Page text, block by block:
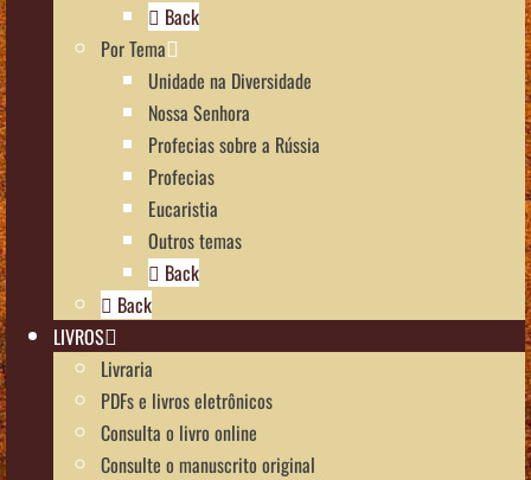
Back
Por Tema
Unidade na Diversidade
Nossa Senhora
Profecias sobre a Rússia
Profecias
Eucaristia
Outros temas
Back
Back
LIVROS
Livraria
PDFs e livros eletrônicos
Consulta o livro online
Consulte o manuscrito original